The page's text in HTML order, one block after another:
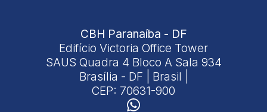
CBH Paranaíba - DF
Edifício Victoria Office Tower
SAUS Quadra 4 Bloco A Sala 934
Brasília - DF | Brasil |
CEP: 70631-900